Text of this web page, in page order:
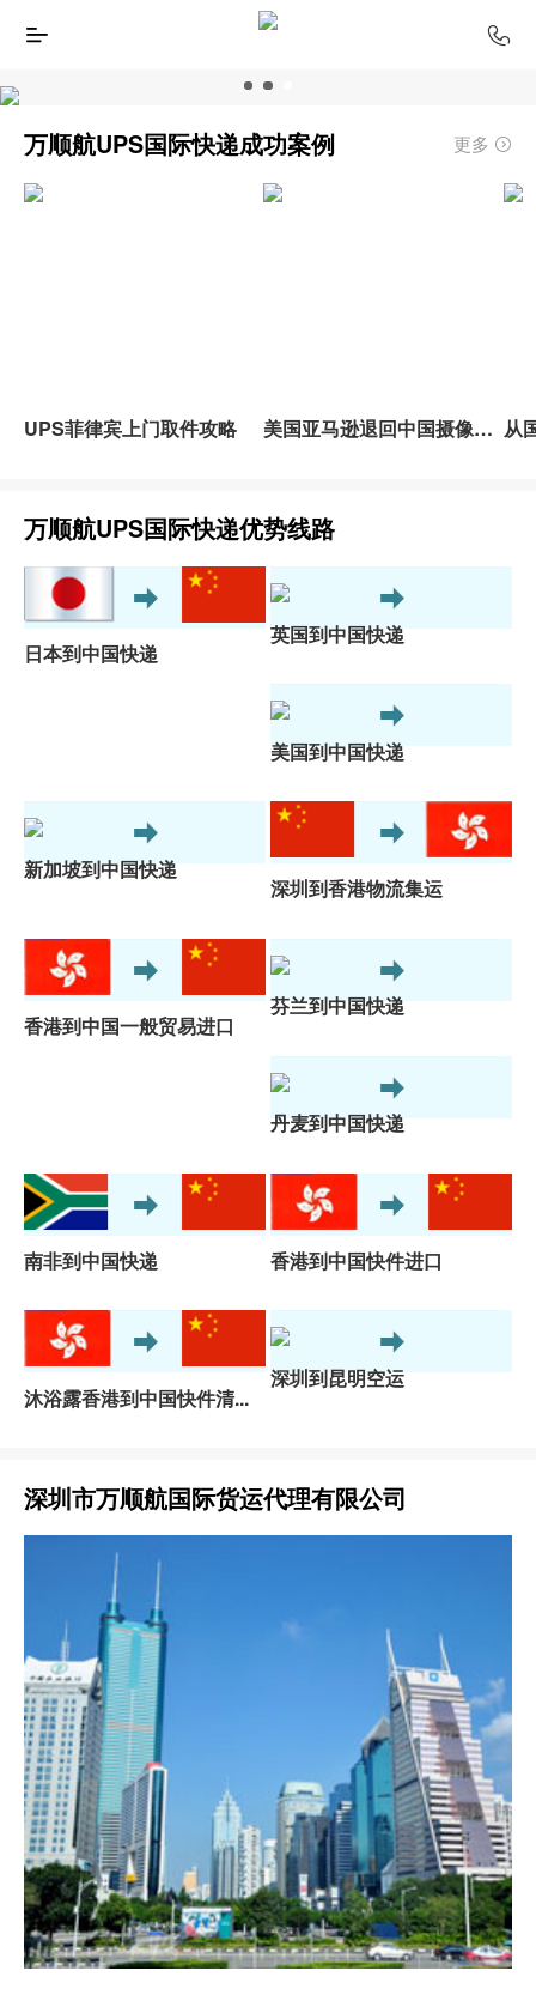
万顺航UPS国际快递成功案例 更多
UPS菲律宾上门取件攻略 美国亚马逊退回中国摄像器材被海关要求退运
万顺航UPS国际快递优势线路
日本到中国快递
英国到中国快递
美国到中国快递
新加坡到中国快递
深圳到香港物流集运
香港到中国一般贸易进口
芬兰到中国快递
丹麦到中国快递
南非到中国快递 香港到中国快件进口
沐浴露香港到中国快件清...
深圳到昆明空运
深圳市万顺航国际货运代理有限公司